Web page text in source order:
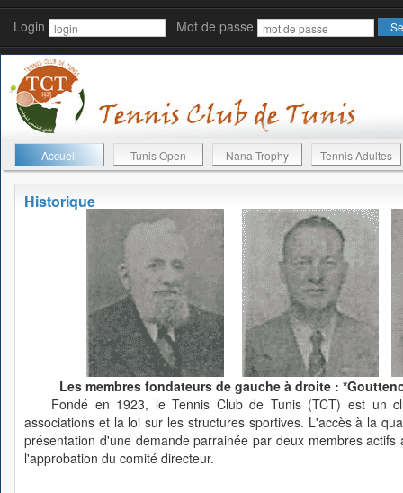
Login Mot de passe
Accueil Tunis Open Nana Trophy Tennis Adultes
Historique
Les membres fondateurs de gauche à droite :
Fondé en 1923, le Tennis Club de Tunis (TCT) est un
associations et la loi sur les structures sportives. L'accès à la
présentation d'une demande parrainée par deux membres
l'approbation du comité directeur.